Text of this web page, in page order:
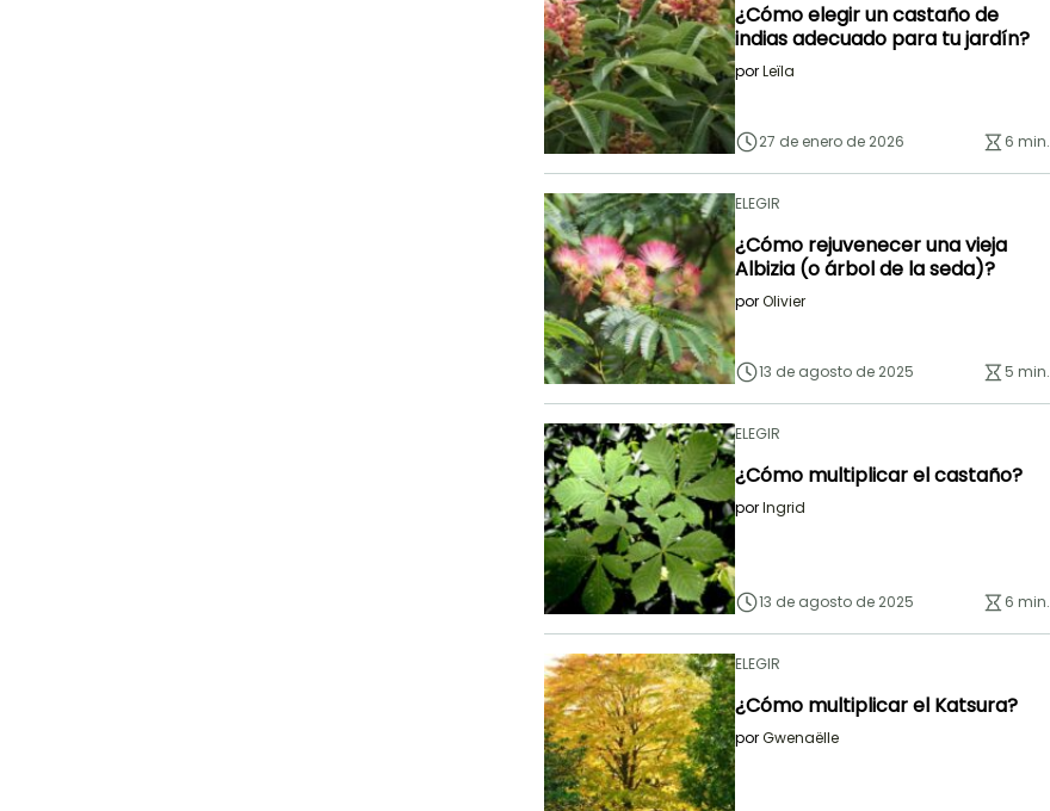
¿Cómo elegir un castaño de
indias adecuado para tu jardín?
porLeïla
27 de enero de 2026 6 min.
ELEGIR
¿Cómo rejuvenecer una vieja
Albizia (o árbol de la seda)?
porOlivier
13 de agosto de 2025 5 min.
ELEGIR
¿Cómo multiplicar el castaño?
porIngrid
13 de agosto de 2025 6 min.
ELEGIR
¿Cómo multiplicar el Katsura?
porGwenaëlle